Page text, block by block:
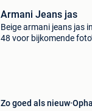
Armani Jeans jas
Beige armani jeans jas
48 voor bijkomende
Zo goed als nieuw